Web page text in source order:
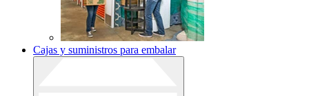
Cajas y suministros para embalar